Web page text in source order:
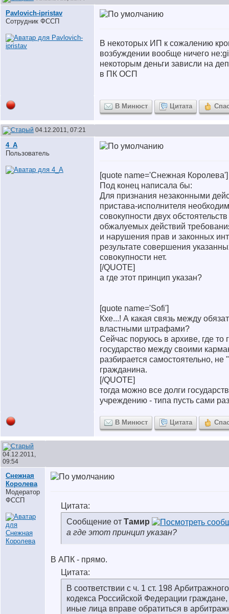
Pavlovich-ipristav
Сотрудник ФССП
В некоторых ИП к сожалению
возбуждении вообще ничего
некоторым деньги зависли на
в ПК ОСП
В Минюст Цитата
04.12.2011, 07:21
4_A
Пользователь
[quote name='Снежная Королева']
Под конец написала бы:
Для признания незаконными
пристава-исполнителя
совокупности двух
обжалуемых действий
и нарушения прав и законных
результате совершения
совокупности нет.
[/QUOTE]
а где этот принцип указан?
[quote name='Sofi']
Кхе...! А какая связь между
властными штрафами?
Сейчас поруюсь в архиве, где то
государство между своими
разбирается самостоятельно, не
гражданина.
[/QUOTE]
тогда можно все долги
учреждению - типа пусть сами
В Минюст Цитата
04.12.2011,
09:54
Снежная
Королева
Модератор
ФССП
Цитата:
Сообщение от Тамир
а где этот принцип указан?
В АПК - прямо.
Цитата:
В соответствии с ч. 1 ст. 198
кодекса Российской Федерации
иные лица вправе обратиться в